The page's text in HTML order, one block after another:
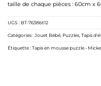
taille de chaque pièces : 60cm x
UGS : BT-7638bt12
Catégories :Jouet Bébé Puzzles Tapis
Étiquette :Tapis en mousse puzzle -